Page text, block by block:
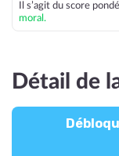
Il s’agit du score
moral.
Détail de